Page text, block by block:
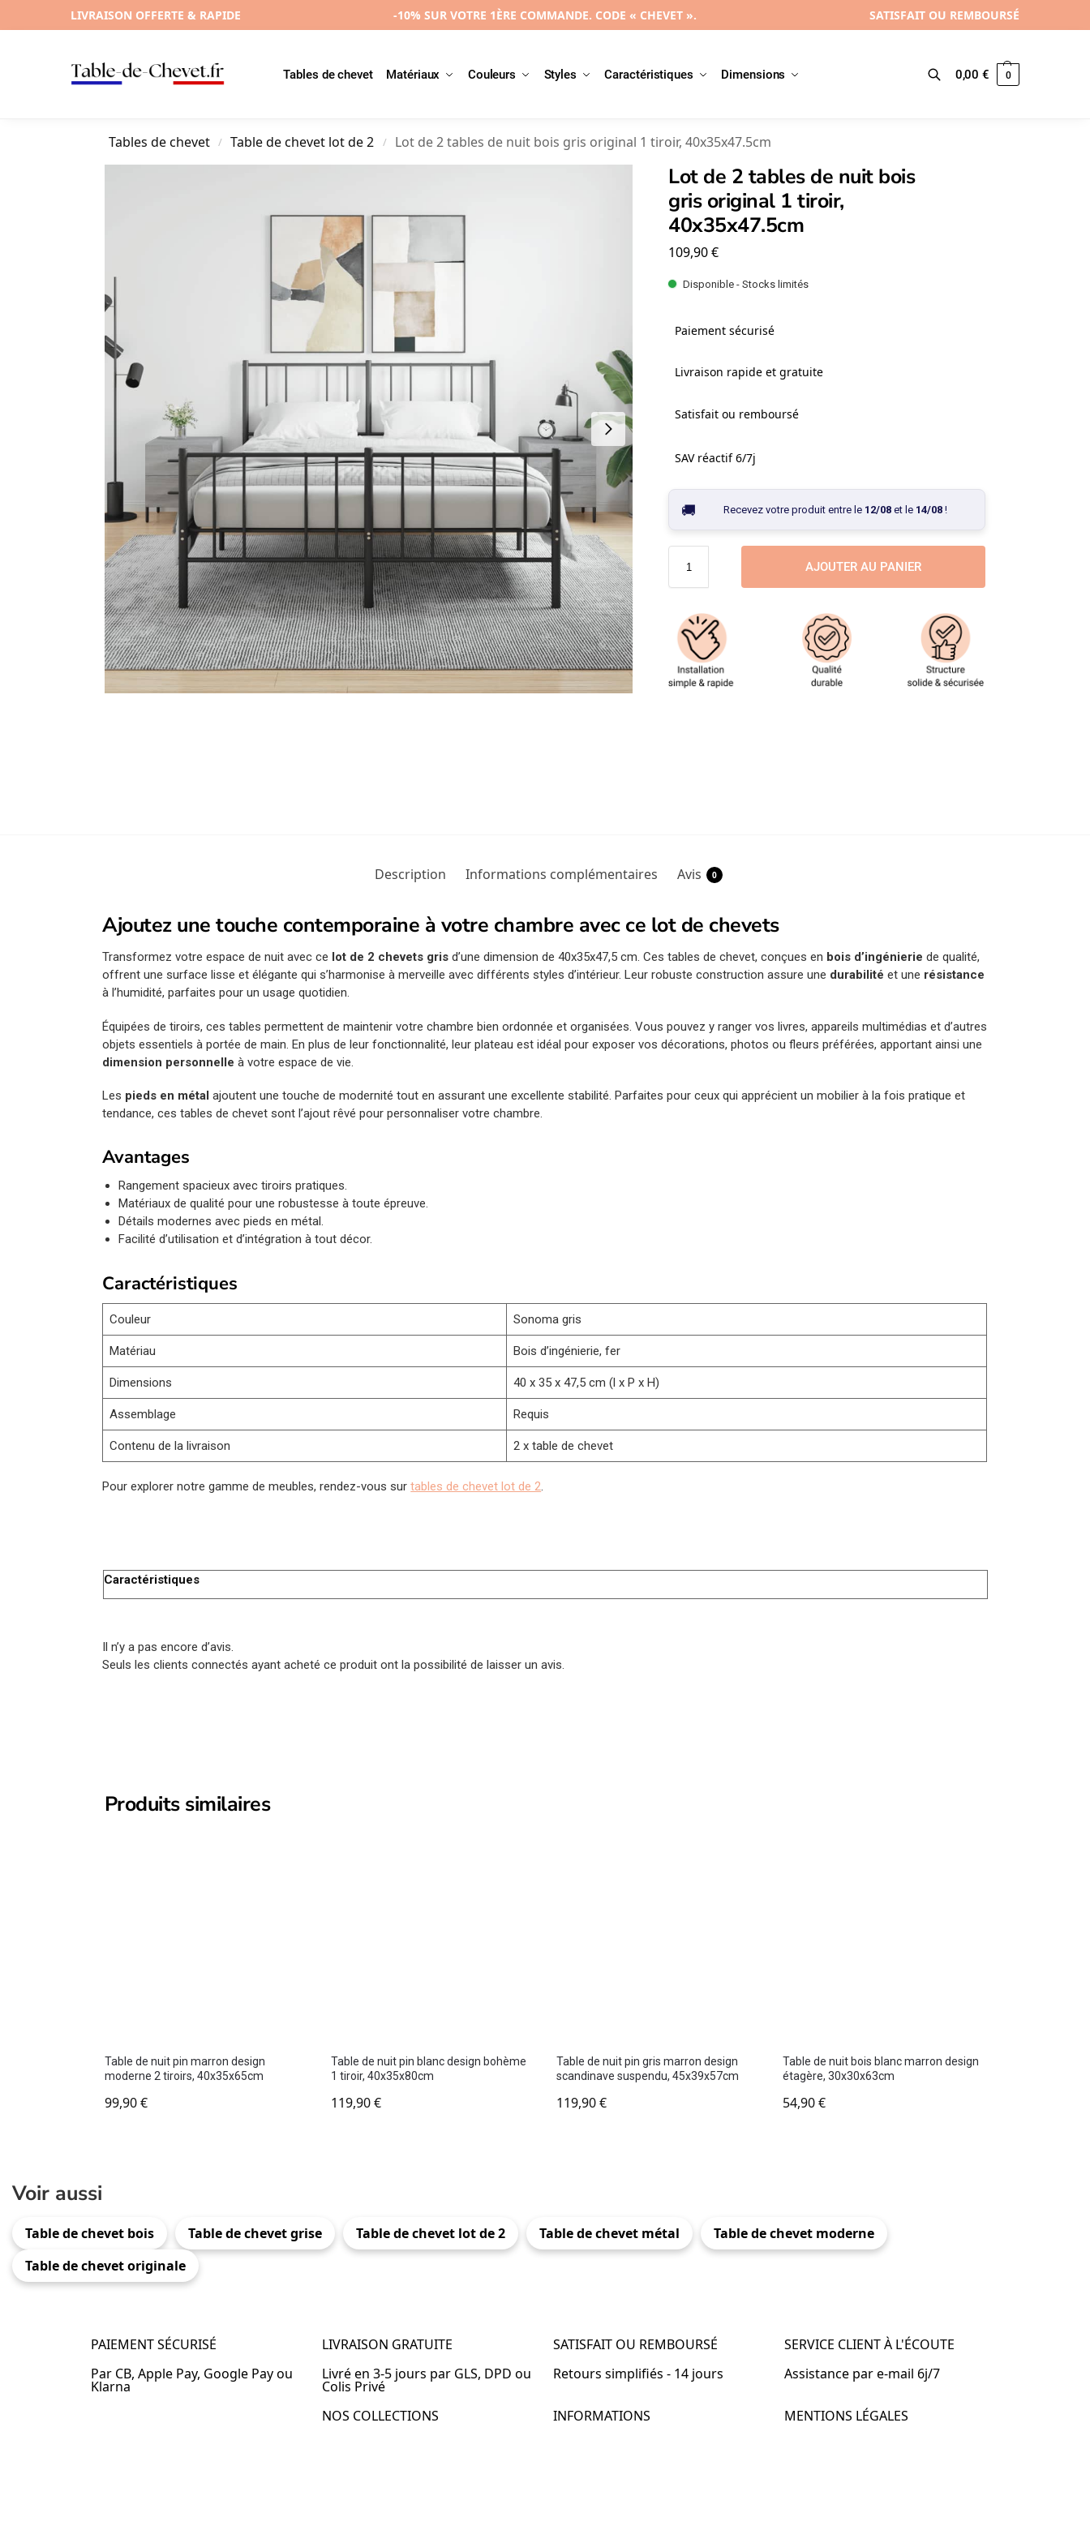
LIVRAISON OFFERTE & RAPIDE -10% SUR VOTRE 1ÈRE COMMANDE. CODE « CHEVET ». SATISFAIT OU REMBOURSÉ
Tables de chevet Matériaux Couleurs Styles Caractéristiques Dimensions
Recherche 0,00€ 0
Tables de chevet / Table de chevet lot de 2 / Lot de 2 tables de nuit bois gris original 1 tiroir, 40x35x47.5cm
Lot de 2 tables de nuit bois
gris original 1 tiroir,
40x35x47.5cm
109,90€
Disponible - Stocks limités
Paiement sécurisé
Livraison rapide et gratuite
Satisfait ou remboursé
SAV réactif 6/7j
Recevez votre produit entre le 12/08et le 14/08!
AJOUTER AU PANIER
Description Informations complémentaires Avis 0
Ajoutez une touche contemporaine à votre chambre avec ce lot de chevets
Transformez votre espace de nuit avec ce lot de 2 chevets gris d’une dimension de 40x35x47,5 cm. Ces tables de chevet, conçues en bois d’ingénierie de qualité,
offrent une surface lisse et élégante qui s’harmonise à merveille avec différents styles d’intérieur. Leur robuste construction assure une durabilité et une résistance
à l’humidité, parfaites pour un usage quotidien.
Équipées de tiroirs, ces tables permettent de maintenir votre chambre bien ordonnée et organisées. Vous pouvez y ranger vos livres, appareils multimédias et d’autres
objets essentiels à portée de main. En plus de leur fonctionnalité, leur plateau est idéal pour exposer vos décorations, photos ou fleurs préférées, apportant ainsi une
dimension personnelle à votre espace de vie.
Les pieds en métal ajoutent une touche de modernité tout en assurant une excellente stabilité. Parfaites pour ceux qui apprécient un mobilier à la fois pratique et
tendance, ces tables de chevet sont l’ajout rêvé pour personnaliser votre chambre.
Avantages
Rangement spacieux avec tiroirs pratiques.
Matériaux de qualité pour une robustesse à toute épreuve.
Détails modernes avec pieds en métal.
Facilité d’utilisation et d’intégration à tout décor.
Caractéristiques
Couleur Sonoma gris
Matériau Bois d’ingénierie, fer
Dimensions 40 x 35 x 47,5 cm (l x P x H)
Assemblage Requis
Contenu de la livraison 2 x table de chevet
Pour explorer notre gamme de meubles, rendez-vous surtables de chevet lot de 2.
Caractéristiques
Il n’y a pas encore d’avis.
Seuls les clients connectés ayant acheté ce produit ont la possibilité de laisser un avis.
Produits similaires
Table de nuit pin marron design
moderne 2 tiroirs, 40x35x65cm
99,90€
Table de nuit pin blanc design bohème
1 tiroir, 40x35x80cm
119,90€
Table de nuit pin gris marron design
scandinave suspendu, 45x39x57cm
119,90€
Table de nuit bois blanc marron design
étagère, 30x30x63cm
54,90€
Voir aussi
Table de chevet bois Table de chevet grise Table de chevet lot de 2 Table de chevet métal
Table de chevet moderne
Table de chevet originale
PAIEMENT SÉCURISÉ
Par CB, Apple Pay, Google Pay ou
Klarna
LIVRAISON GRATUITE
Livré en 3-5 jours par GLS, DPD ou
Colis Privé
SATISFAIT OU REMBOURSÉ
Retours simplifiés - 14 jours
SERVICE CLIENT À L'ÉCOUTE
Assistance par e-mail 6j/7
NOS COLLECTIONS
INFORMATIONS
MENTIONS LÉGALES